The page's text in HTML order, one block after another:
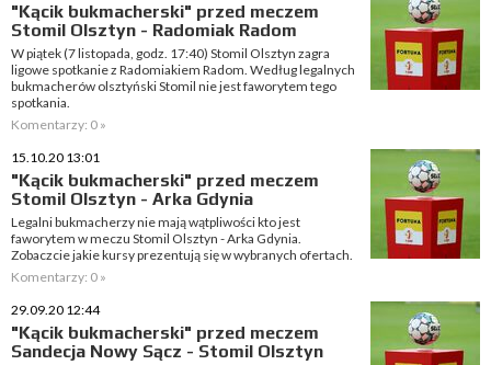
"Kącik bukmacherski" przed meczem
Stomil Olsztyn - Radomiak Radom
W piątek (7 listopada, godz. 17:40) Stomil Olsztyn zagra
ligowe spotkanie z Radomiakiem Radom. Według legalnych
bukmacherów olsztyński Stomil nie jest faworytem tego
spotkania.
Komentarzy: 0 »
15.10.20 13:01
"Kącik bukmacherski" przed meczem
Stomil Olsztyn - Arka Gdynia
Legalni bukmacherzy nie mają wątpliwości kto jest
faworytem w meczu Stomil Olsztyn - Arka Gdynia.
Zobaczcie jakie kursy prezentują się w wybranych ofertach.
Komentarzy: 0 »
29.09.20 12:44
"Kącik bukmacherski" przed meczem
Sandecja Nowy Sącz - Stomil Olsztyn